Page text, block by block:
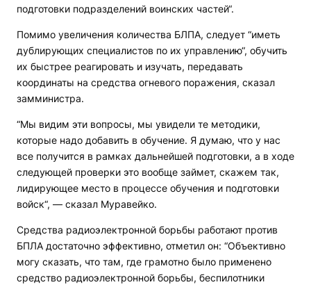
подготовки подразделений воинских частей“.
Помимо увеличения количества БЛПА, следует “иметь
дублирующих специалистов по их управлению“, обучить
их быстрее реагировать и изучать, передавать
координаты на средства огневого поражения, сказал
замминистра.
“Мы видим эти вопросы, мы увидели те методики,
которые надо добавить в обучение. Я думаю, что у нас
все получится в рамках дальнейшей подготовки, а в ходе
следующей проверки это вообще займет, скажем так,
лидирующее место в процессе обучения и подготовки
войск“, — сказал Муравейко.
Средства радиоэлектронной борьбы работают против
БПЛА достаточно эффективно, отметил он: “Объективно
могу сказать, что там, где грамотно было применено
средство радиоэлектронной борьбы, беспилотники